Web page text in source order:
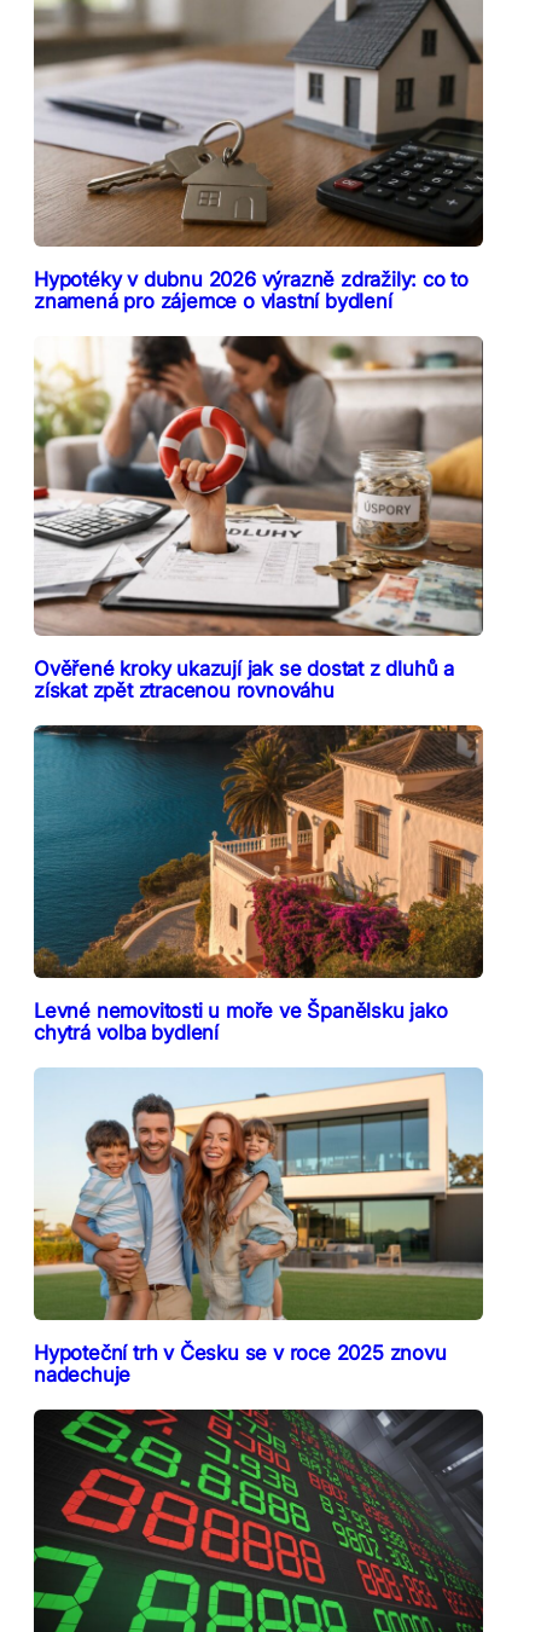
Hypotéky v dubnu 2026 výrazně zdražily: co to
znamená pro zájemce o vlastní bydlení
Ověřené kroky ukazují jak se dostat z dluhů a
získat zpět ztracenou rovnováhu
Levné nemovitosti u moře ve Španělsku jako
chytrá volba bydlení
Hypoteční trh v Česku se v roce 2025 znovu
nadechuje